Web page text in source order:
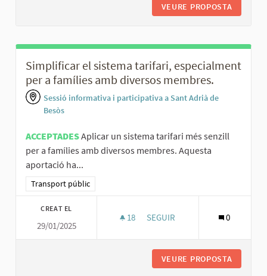
VEURE PROPOSTA
Simplificar el sistema tarifari, especialment
per a famílies amb diversos membres.
Sessió informativa i participativa a Sant Adrià de
Besòs
ACCEPTADESAplicar un sistema tarifari més senzill
per a famílies amb diversos membres. Aquesta
aportació ha...
Resultats al filtrar per la categoria: Transport públic
Transport públic
CREAT EL
29/01/2025
18 18 SEGUIDORES
SEGUIR 0
VEURE PROPOSTA